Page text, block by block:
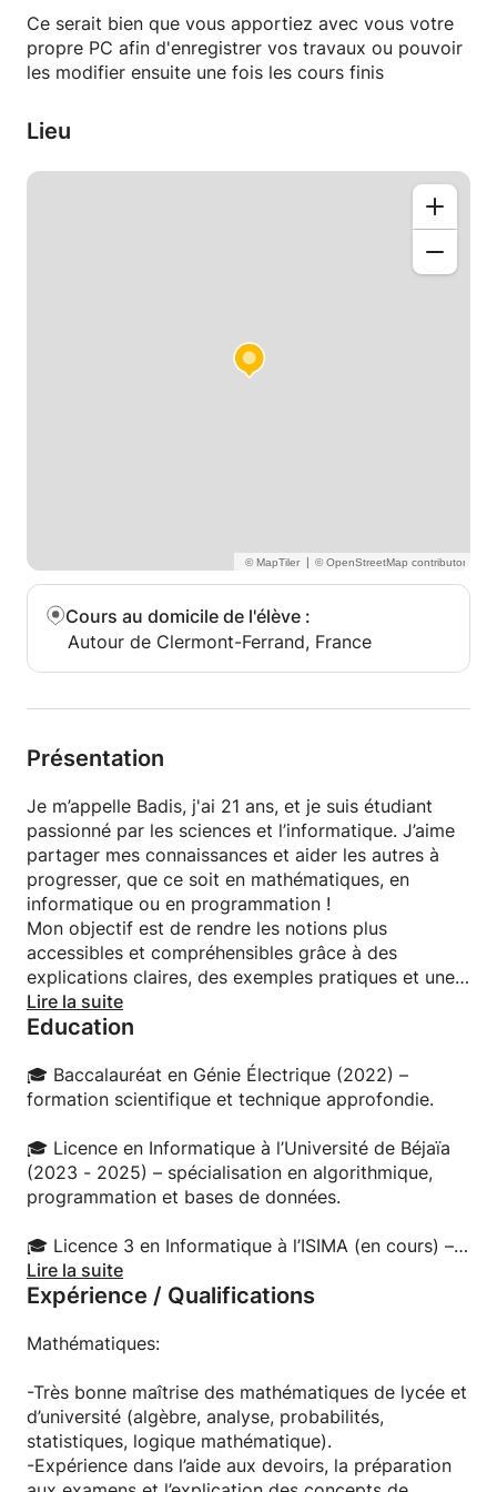
données.
- En programmation : apprentissage de langages
comme Python, C, C++, Java, ainsi que bonnes
pratiques de développement.
Mon objectif est d’expliquer clairement les notions
m’adaptant à votre rythme et à vos besoins
Ce serait bien que vous apportiez avec vous votre
propre PC afin d'enregistrer vos travaux ou pouvoir
les modifier ensuite une fois les cours finis
Lieu
|
Cours au domicile de l'élève :
Autour de Clermont-Ferrand, France
Présentation
Je m’appelle Badis, j'ai 21 ans, et je suis étudiant
passionné par les sciences et l’informatique. J’aime
partager mes connaissances et aider les autres à
progresser, que ce soit en mathématiques, en
informatique ou en programmation !
Mon objectif est de rendre les notions plus
accessibles et compréhensibles grâce à des
explications claires, des exemples pratiques et une
approche adaptée au rythme de chaque élève.
J'essaie d'éveiller le potentiel maximal de chaque
développe un raisonnement autonome.
motivant. Je n'ai pas particulièrement un type
délèves préféré, je m'adapte à tout le monde ! Mon
but est surtout d'aider ceux qui rencontrent des
Lire la suite
Education
🎓 Baccalauréat en Génie Électrique (2022) –
formation scientifique et technique approfondie.
🎓 Licence en Informatique à l’Université de Béjaïa
(2023 - 2025) – spécialisation en algorithmique,
programmation et bases de données.
🎓 Licence 3 en Informatique à l’ISIMA (en cours) –
approfondissement en mathématiques appliquées,
systèmes, programmation avancée et ingénierie
Lire la suite
Expérience / Qualifications
Mathématiques:
-Très bonne maîtrise des mathématiques de lycée et
d’université (algèbre, analyse, probabilités,
statistiques, logique mathématique).
-Expérience dans l’aide aux devoirs, la préparation